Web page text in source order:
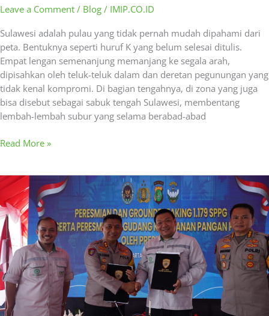
Leave a Comment / Blog / IMIP.CO.ID
Sulawesi adalah pulau yang tidak pernah mudah dipahami dari
peta. Bentuknya seperti huruf K yang belum selesai ditulis.
Empat lengan semenanjung memanjang ke segala arah,
dipisahkan oleh teluk-teluk dalam dan deretan pegunungan yang
tidak kenal kompromi. Di bagian tengahnya, di zona yang juga
bisa disebut sebagai sabuk tengah Sulawesi, membentang
lembah-lembah subur yang selama berabad-abad
Read More »
Dukung
Program
MBG,
IMIP
Hibahkan
Gedung
SPPG
ke
Polres
Morowali